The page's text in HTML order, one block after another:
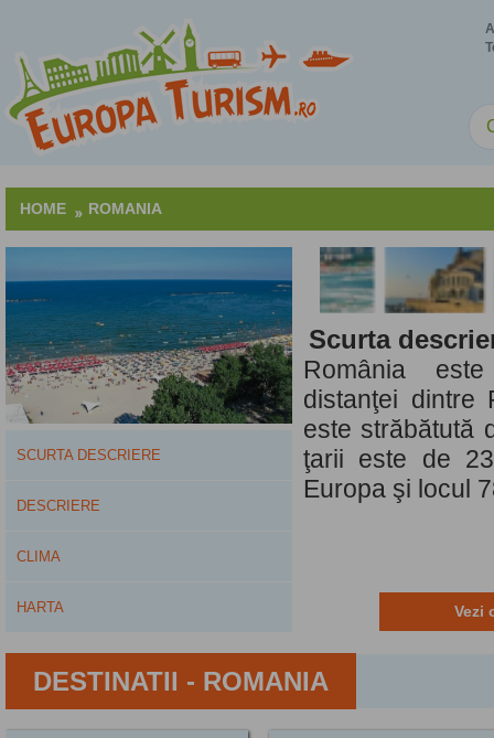
HOME ROMANIA
SCURTA DESCRIERE
DESCRIERE
CLIMA
HARTA
Scurta
România
distanţei dintre
este străbătută
ţarii este de
Europa şi locul
Vezi
DESTINATII - ROMANIA